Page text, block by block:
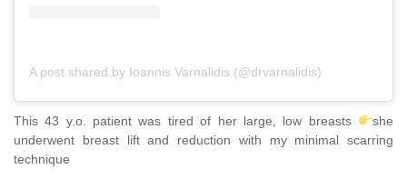
A post shared by Ioannis Varnalidis (@drvarnalidis)
This 43 y.o. patient was tired of her large, low breasts
she
underwent breast lift and reduction with my minimal scarring
technique